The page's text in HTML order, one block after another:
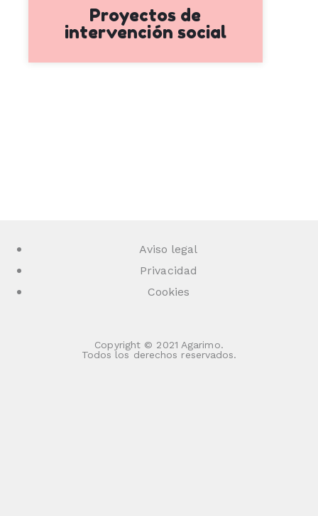
Proyectos de
intervención social
Copyright © 2021 Agarimo.
Todos los derechos reservados.
Aviso legal
Privacidad
Cookies